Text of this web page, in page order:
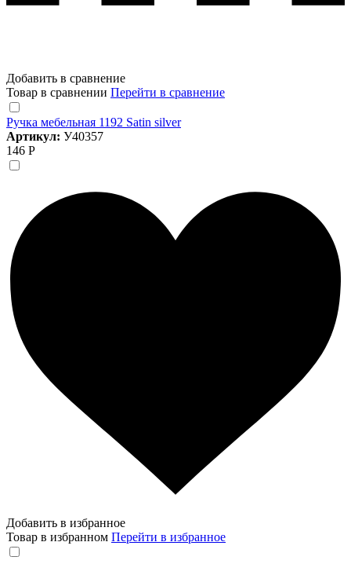
Добавить в сравнение
Товар в сравнении Перейти в сравнение
Ручка мебельная 1192 Satin silver
Артикул: У40357
146 Р
Добавить в избранное
Товар в избранном Перейти в избранное